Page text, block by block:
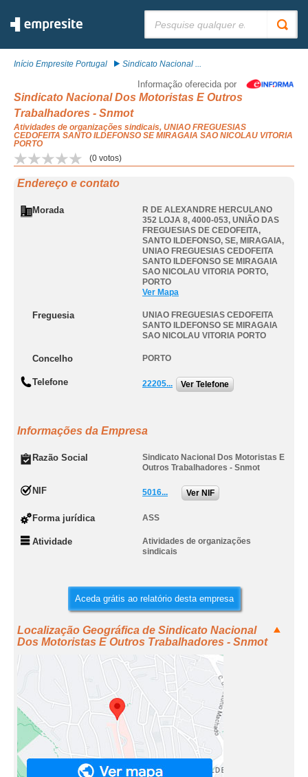
Início Empresite Portugal Sindicato Nacional ...
Informação oferecida por
Sindicato Nacional Dos Motoristas E Outros
Trabalhadores - Snmot
Atividades de organizações sindicais, UNIAO FREGUESIAS
CEDOFEITA SANTO ILDEFONSO SE MIRAGAIA SAO NICOLAU VITORIA
PORTO
(0 votos)
Endereço e contato
Morada
R DE ALEXANDRE HERCULANO
352 LOJA 8, 4000-053, UNIÃO DAS
FREGUESIAS DE CEDOFEITA,
SANTO ILDEFONSO, SE, MIRAGAIA,
UNIAO FREGUESIAS CEDOFEITA
SANTO ILDEFONSO SE MIRAGAIA
SAO NICOLAU VITORIA PORTO,
PORTO
Ver Mapa
Freguesia
UNIAO FREGUESIAS CEDOFEITA
SANTO ILDEFONSO SE MIRAGAIA
SAO NICOLAU VITORIA PORTO
Concelho PORTO
Telefone 22205... Ver Telefone
Informações da Empresa
Razão Social
Sindicato Nacional Dos Motoristas E
Outros Trabalhadores - Snmot
NIF 5016... Ver NIF
Forma jurídica ASS
Atividade
Atividades de organizações
sindicais
Aceda grátis ao relatório desta empresa
Localização Geográfica de Sindicato Nacional
Dos Motoristas E Outros Trabalhadores - Snmot